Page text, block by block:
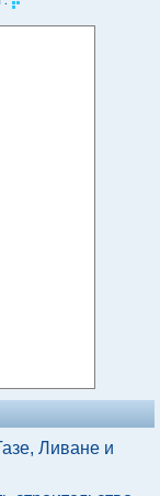
Ливане и